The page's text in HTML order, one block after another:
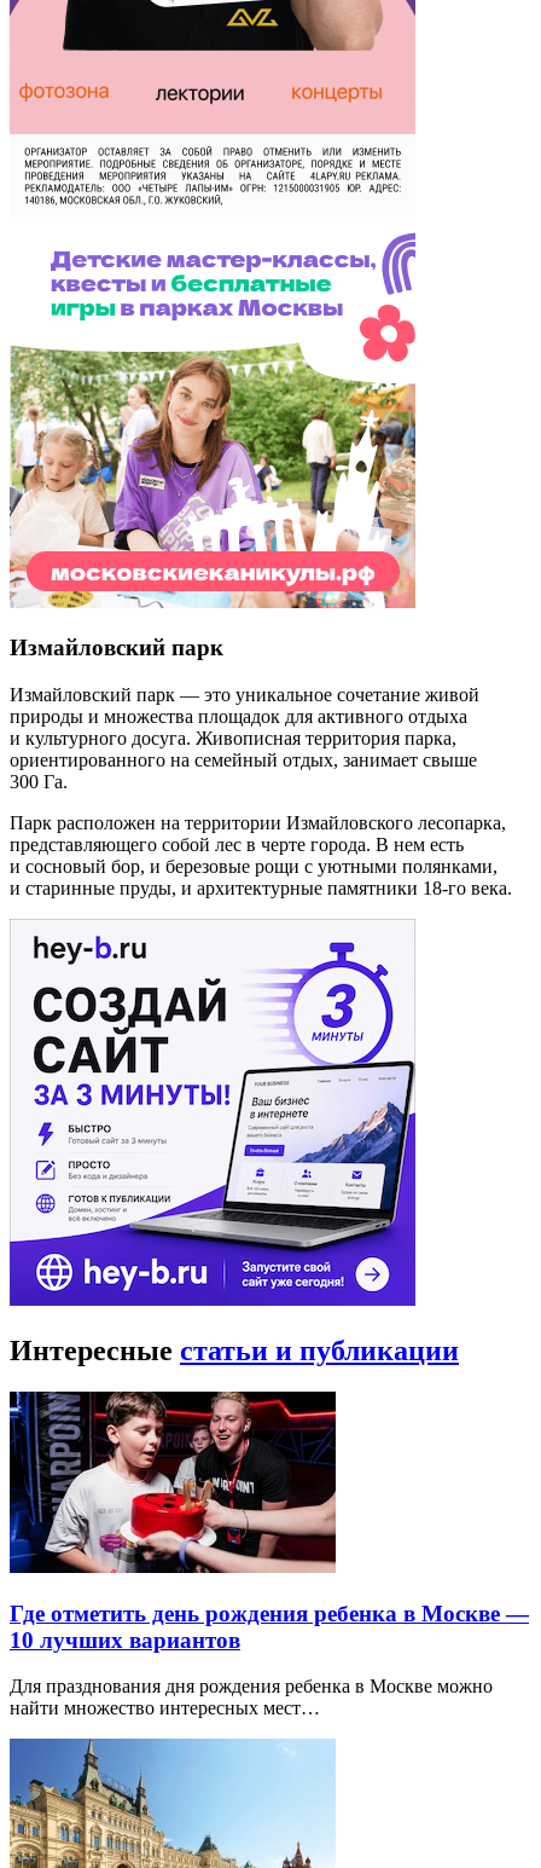
Измайловский парк
Измайловский парк — это уникальное сочетание живой
природы и множества площадок для активного отдыха
и культурного досуга. Живописная территория парка,
ориентированного на семейный отдых, занимает свыше
300 Га.
Парк расположен на территории Измайловского лесопарка,
представляющего собой лес в черте города. В нем есть
и сосновый бор, и березовые рощи с уютными полянками,
и старинные пруды, и архитектурные памятники 18-го века.
Интересные статьи и публикации
Где отметить день рождения ребенка в Москве —
10 лучших вариантов
Для празднования дня рождения ребенка в Москве можно
найти множество интересных мест…